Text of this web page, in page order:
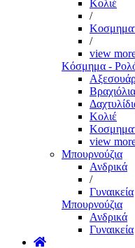
Κολιέ
/
/
view
Κόσμημα -
Βραχιόλια
Κολιέ
view
Μπουρνούζια
Ανδρικά
/
Γυναικεία
Μπουρνούζια
Ανδρικά
Γυναικεία